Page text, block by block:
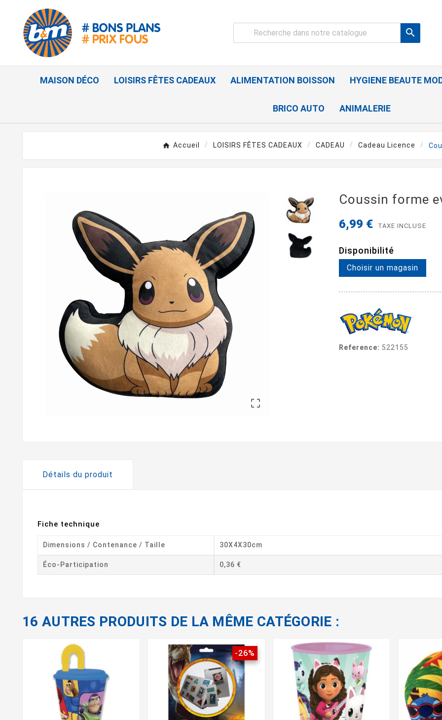

MAISON DÉCO LOISIRS FÊTES CADEAUX ALIMENTATION BOISSON HYGIENE BEAUTE
BRICO AUTO ANIMALERIE
Accueil LOISIRS FÊTES CADEAUX CADEAU Cadeau Licence

Coussin forme
6,99 € TAXE INCLUSE
Disponibilité
Choisir un magasin
Reference: 522155
Détails du produit
Fiche technique
Dimensions / Contenance / Taille 30X4X30cm
Éco-Participation 0,36 €
16 AUTRES PRODUITS DE LA MÊME CATÉGORIE :
-26%